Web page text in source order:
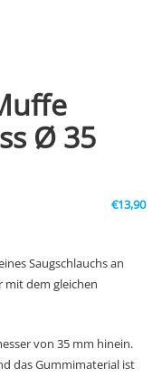
Ø 35
€13,90
Saugschlauchs an
mit dem gleichen
von 35 mm hinein.
das Gummimaterial ist